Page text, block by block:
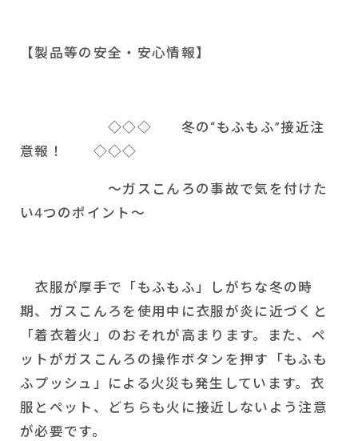
【製品等の安全・安心情報】
◇◇◇ 冬の“もふもふ”接近注
意報！ ◇◇◇
～ガスこんろの事故で気を付けた
い4つのポイント～
衣服が厚手で「もふもふ」しがちな冬の時
期、ガスこんろを使用中に衣服が炎に近づくと
「着衣着火」のおそれが高まります。また、ペ
ットがガスこんろの操作ボタンを押す「もふも
ふプッシュ」による火災も発生しています。衣
服とペット、どちらも火に接近しないよう注意
が必要です。